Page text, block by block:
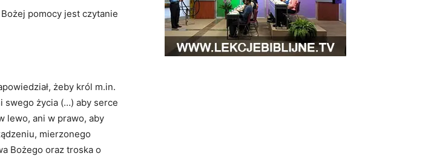
pomocy jest czytanie
żeby król m.in.
swego życia (…) aby serce
lewo, ani w prawo, aby
mierzonego
Bożego oraz troska o